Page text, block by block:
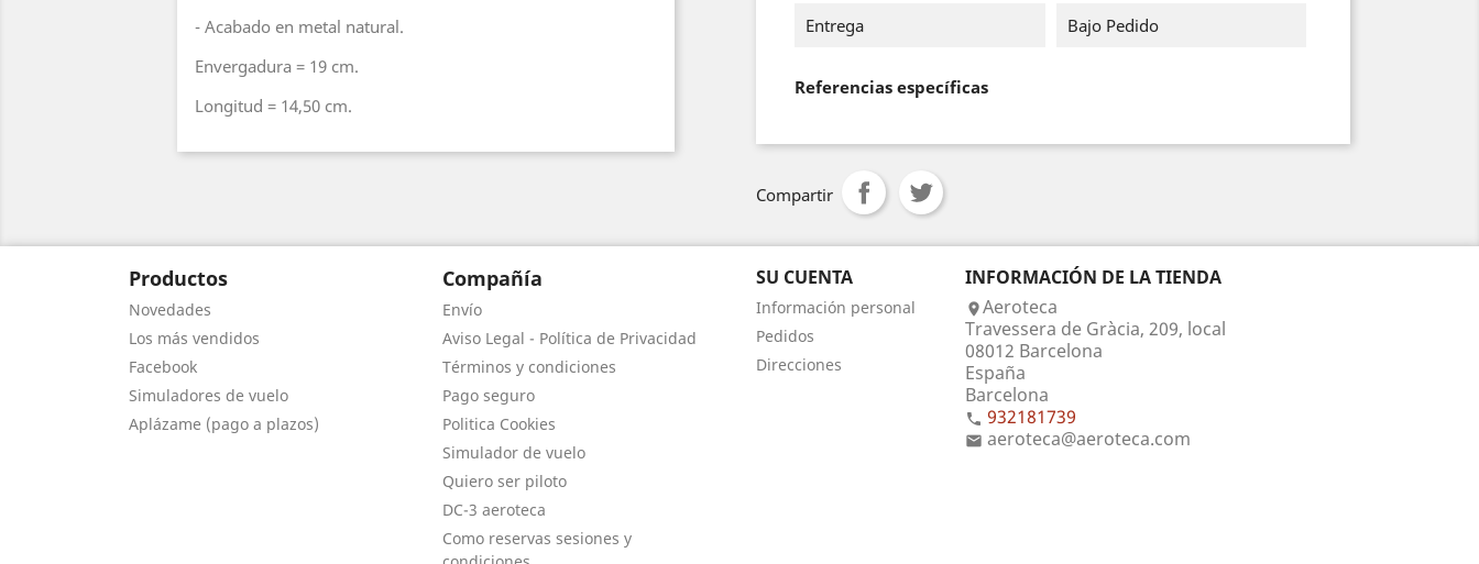
- Acabado en metal natural.
Envergadura = 19 cm.
Longitud = 14,50 cm.
Entrega Bajo Pedido
Referencias específicas
Compartir
Productos
Novedades
Los más vendidos
Facebook
Simuladores de vuelo
Aplázame (pago a plazos)
Compañía
Envío
Aviso Legal - Política de Privacidad
Términos y condiciones
Pago seguro
Politica Cookies
Simulador de vuelo
Quiero ser piloto
DC-3 aeroteca
Como reservas sesiones y
SU CUENTA
Información personal
Pedidos
Direcciones
INFORMACIÓN DE LA TIENDA
Aeroteca
Travessera de Gràcia, 209, local
08012 Barcelona
España
Barcelona
 932181739
 aeroteca@aeroteca.com